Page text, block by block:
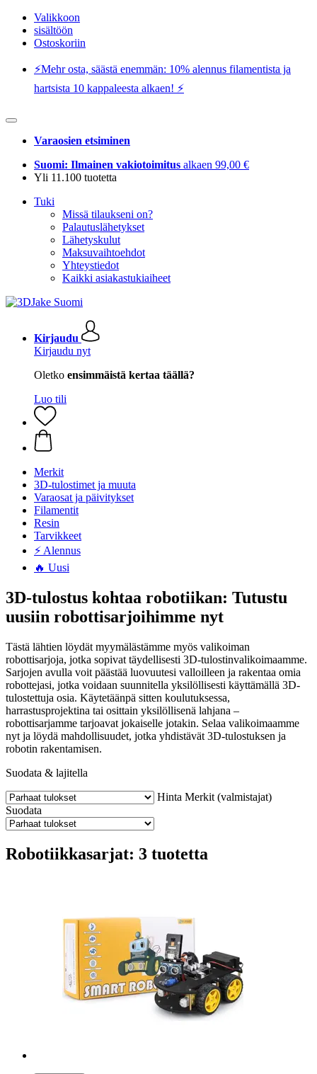
Valikkoon
sisältöön
Ostoskoriin
⚡️Mehr osta, säästä enemmän: 10% alennus filamentista ja
hartsista 10 kappaleesta alkaen! ⚡️
Varaosien etsiminen
Suomi: Ilmainen vakiotoimitus alkaen 99,00 €
Yli 11.100 tuotetta
Tuki
Missä tilaukseni on?
Palautuslähetykset
Lähetyskulut
Maksuvaihtoehdot
Yhteystiedot
Kaikki asiakastukiaiheet
Kirjaudu
Kirjaudu nyt
Oletko ensimmäistä kertaa täällä?
Luo tili
Merkit
3D-tulostimet ja muuta
Varaosat ja päivitykset
Filamentit
Resin
Tarvikkeet
⚡ Alennus
🔥 Uusi
3D-tulostus kohtaa robotiikan: Tutustu
uusiin robottisarjoihimme nyt
Tästä lähtien löydät myymälästämme myös valikoiman
robottisarjoja, jotka sopivat täydellisesti 3D-tulostinvalikoimaamme.
Sarjojen avulla voit päästää luovuutesi valloilleen ja rakentaa omia
robottejasi, jotka voidaan suunnitella yksilöllisesti käyttämällä 3D-
tulostettuja osia. Käytetäänpä sitten koulutuksessa,
harrastusprojektina tai osittain yksilöllisenä lahjana –
robottisarjamme tarjoavat jokaiselle jotakin. Selaa valikoimaamme
nyt ja löydä mahdollisuudet, jotka yhdistävät 3D-tulostuksen ja
robotin rakentamisen.
Suodata & lajitella
Hinta Merkit (valmistajat)
Suodata
Robotiikkasarjat: 3 tuotetta